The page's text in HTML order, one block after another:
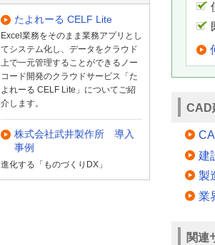
CAD
建
製
業
関連
たよれーる CELF Lite
Excel業務をそのまま業務アプリとし
てシステム化し、データをクラウド
上で一元管理することができるノー
コード開発のクラウドサービス「た
よれーる CELF Lite」についてご紹
介します。
株式会社武井製作所 導入
事例
進化する「ものづくりDX」